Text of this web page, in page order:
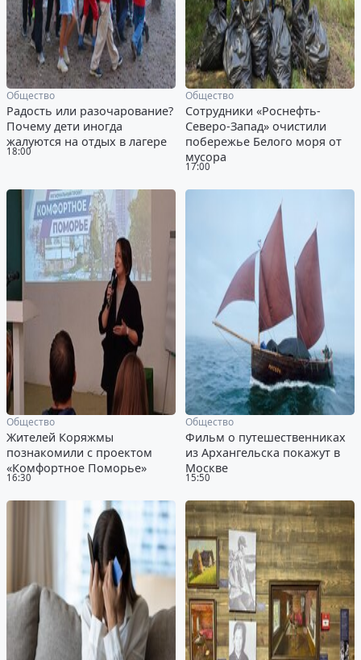
18:00
Общество
Радость или разочарование?
Почему дети иногда
жалуются на отдых в лагере
17:00
Общество
Сотрудники «Роснефть-
Северо-Запад» очистили
побережье Белого моря от
мусора
16:30
Общество
Жителей Коряжмы
познакомили с проектом
«Комфортное Поморье»
15:50
Общество
Фильм о путешественниках
из Архангельска покажут в
Москве